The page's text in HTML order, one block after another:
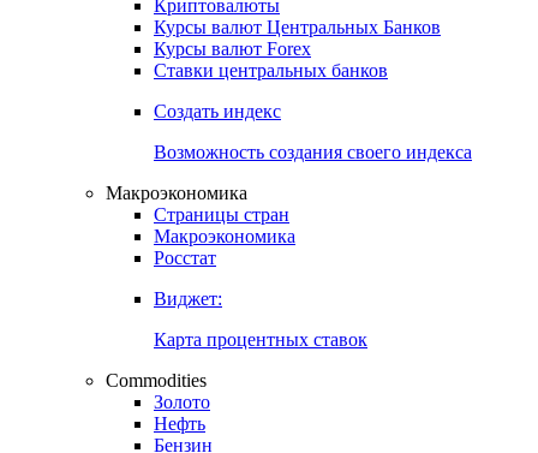
Индикаторы рынка
Поиск индексов
Курсы валют Центральных Банков
Ставки центральных банков
Создать индекс
Возможность создания своего индекса
Страницы стран
Росстат
Виджет:
Карта процентных ставок